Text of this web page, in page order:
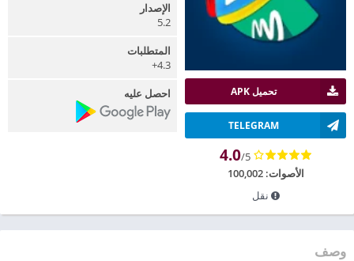
تحميل APK
TELEGRAM
4.0/5
الأصوات:100,002
نقل
الإصدار
5.2
المتطلبات
4.3+
احصل عليه
وصف